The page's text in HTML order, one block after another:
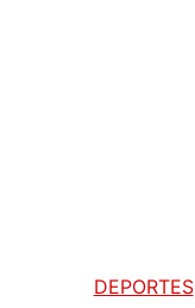
DEPORTES